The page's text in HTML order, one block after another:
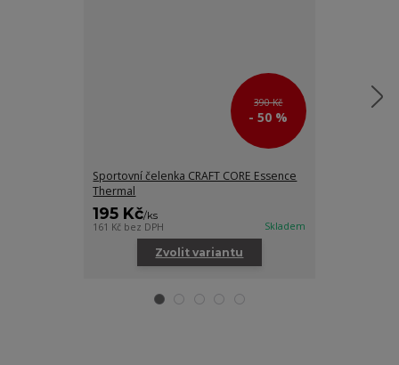
390 Kč
- 50 %
Sportovní čelenka CRAFT CORE Essence
Thermal
195 Kč/ks
161 Kč bez DPH Skladem
Zvolit variantu